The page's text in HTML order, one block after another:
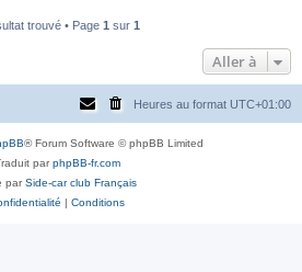
e
r
trouvé • Page 1 sur 1
Aller à
Heures au format UTC+01:00
® Forum Software © phpBB Limited
parphpBB-fr.com
parSide-car club Français
| Conditions